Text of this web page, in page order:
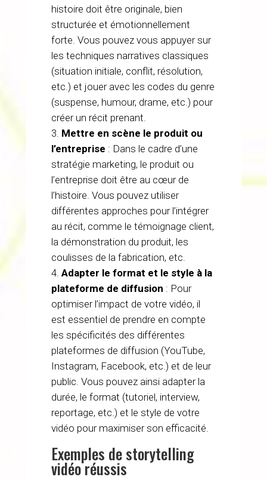
histoire doit être originale, bien
structurée et émotionnellement
forte. Vous pouvez vous appuyer sur
les techniques narratives classiques
(situation initiale, conflit, résolution,
etc.) et jouer avec les codes du genre
(suspense, humour, drame, etc.) pour
créer un récit prenant.
Mettre en scène le produit ou
l’entreprise : Dans le cadre d’une
stratégie marketing, le produit ou
l’entreprise doit être au cœur de
l’histoire. Vous pouvez utiliser
différentes approches pour l’intégrer
au récit, comme le témoignage client,
la démonstration du produit, les
coulisses de la fabrication, etc.
Adapter le format et le style à la
plateforme de diffusion : Pour
optimiser l’impact de votre vidéo, il
est essentiel de prendre en compte
les spécificités des différentes
plateformes de diffusion (YouTube,
Instagram, Facebook, etc.) et de leur
public. Vous pouvez ainsi adapter la
durée, le format (tutoriel, interview,
reportage, etc.) et le style de votre
vidéo pour maximiser son efficacité.
Exemples de storytelling
vidéo réussis